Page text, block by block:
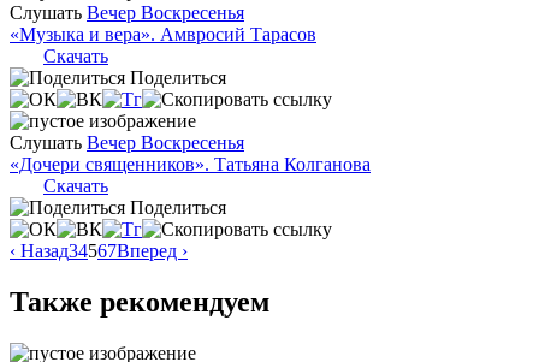
Слушать Вечер Воскресенья
«Музыка и вера». Амвросий Тарасов
Скачать
Поделиться
Слушать Вечер Воскресенья
«Дочери священников». Татьяна Колганова
Скачать
Поделиться
‹ Назад34567Вперед ›
Также рекомендуем